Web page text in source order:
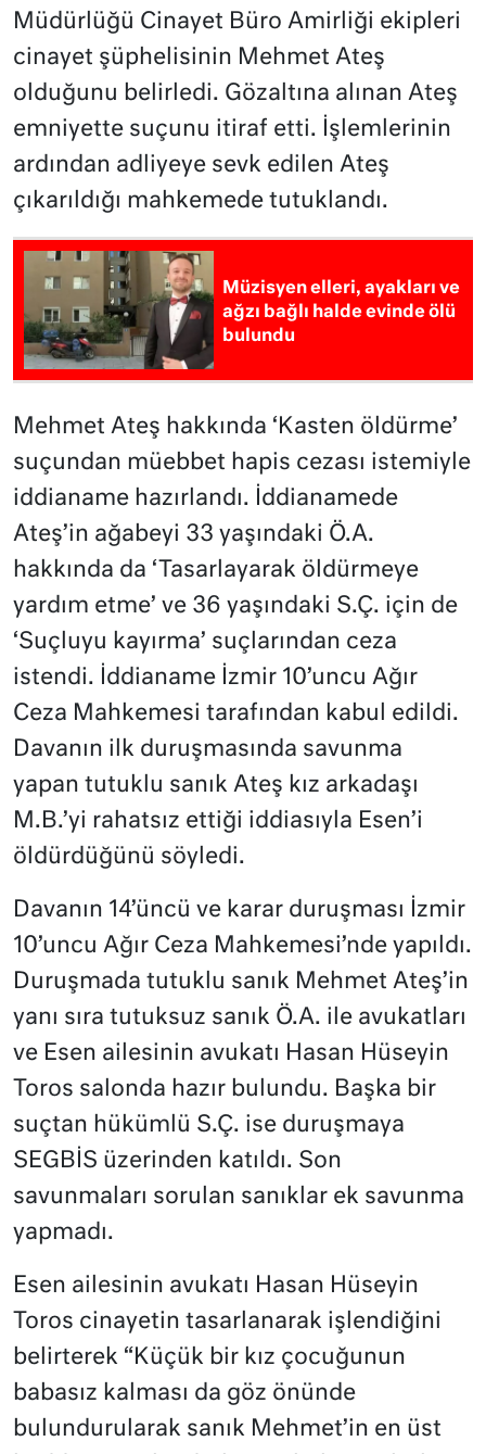
Müdürlüğü Cinayet Büro Amirliği ekipleri
cinayet şüphelisinin Mehmet Ateş
olduğunu belirledi. Gözaltına alınan Ateş
emniyette suçunu itiraf etti. İşlemlerinin
ardından adliyeye sevk edilen Ateş
çıkarıldığı mahkemede tutuklandı.
Müzisyen elleri, ayakları ve
ağzı bağlı halde evinde ölü
bulundu
Mehmet Ateş hakkında ‘Kasten öldürme’
suçundan müebbet hapis cezası istemiyle
iddianame hazırlandı. İddianamede
Ateş’in ağabeyi 33 yaşındaki Ö.A.
hakkında da ‘Tasarlayarak öldürmeye
yardım etme’ ve 36 yaşındaki S.Ç. için de
‘Suçluyu kayırma’ suçlarından ceza
istendi. İddianame İzmir 10’uncu Ağır
Ceza Mahkemesi tarafından kabul edildi.
Davanın ilk duruşmasında savunma
yapan tutuklu sanık Ateş kız arkadaşı
M.B.’yi rahatsız ettiği iddiasıyla Esen’i
öldürdüğünü söyledi.
Davanın 14’üncü ve karar duruşması İzmir
10’uncu Ağır Ceza Mahkemesi’nde yapıldı.
Duruşmada tutuklu sanık Mehmet Ateş’in
yanı sıra tutuksuz sanık Ö.A. ile avukatları
ve Esen ailesinin avukatı Hasan Hüseyin
Toros salonda hazır bulundu. Başka bir
suçtan hükümlü S.Ç. ise duruşmaya
SEGBİS üzerinden katıldı. Son
savunmaları sorulan sanıklar ek savunma
yapmadı.
Esen ailesinin avukatı Hasan Hüseyin
Toros cinayetin tasarlanarak işlendiğini
belirterek “Küçük bir kız çocuğunun
babasız kalması da göz önünde
bulundurularak sanık Mehmet’in en üst